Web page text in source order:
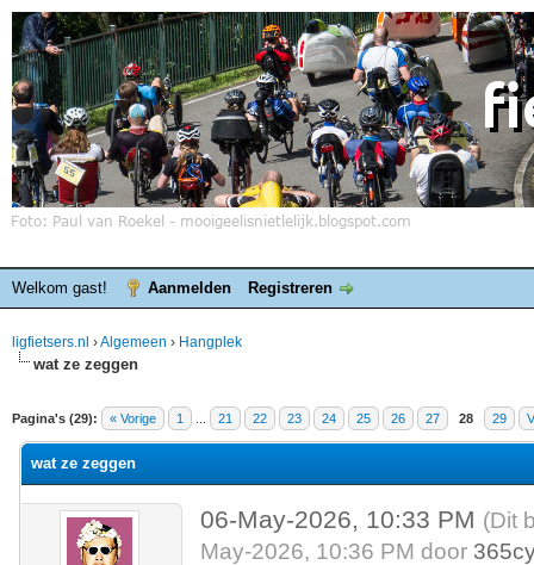
Welkom gast! Aanmelden Registreren
ligfietsers.nl ›Algemeen › Hangplek
wat ze zeggen
Pagina's (29): « Vorige 1 21 22 23 24 25 26 27 28 29
waardering is 0
wat ze zeggen
06-May-2026, 10:33 PM (Dit
May-2026, 10:36 PM door